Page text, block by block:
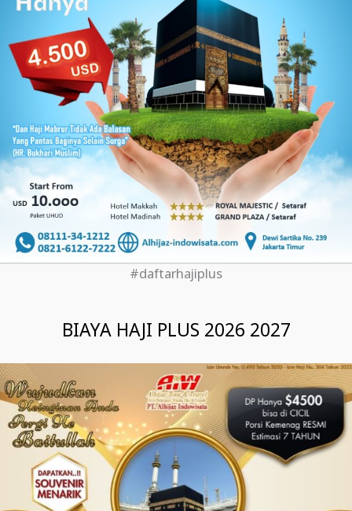
#daftarhajiplus
BIAYA HAJI PLUS 2026 2027